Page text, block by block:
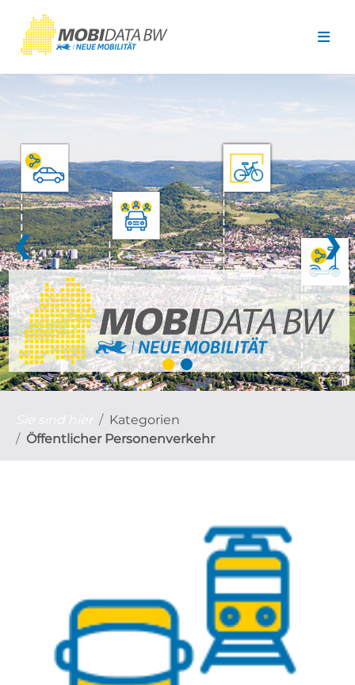
❮ ❯
Kategorien
Öffentlicher Personenverkehr